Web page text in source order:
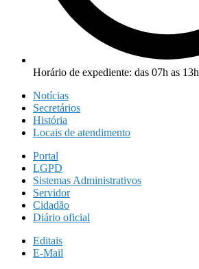
Horário de expediente: das 07h as 13h
Notícias
Secretários
História
Locais de atendimento
Portal
LGPD
Sistemas Administrativos
Servidor
Cidadão
Diário oficial
Editais
E-Mail